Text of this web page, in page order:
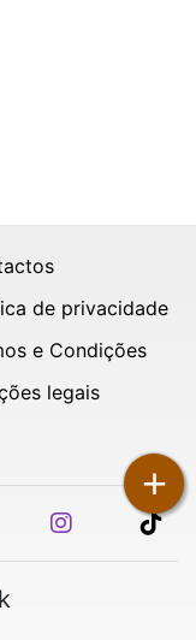
+
de privacidade
e Condições
legais
instagram